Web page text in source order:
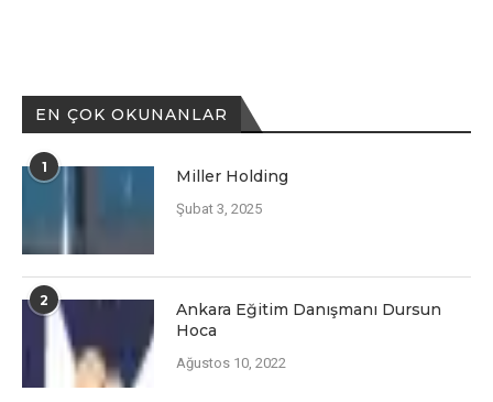
EN ÇOK OKUNANLAR
1 Miller Holding
Şubat 3, 2025
2
Ankara Eğitim Danışmanı Dursun
Hoca
Ağustos 10, 2022